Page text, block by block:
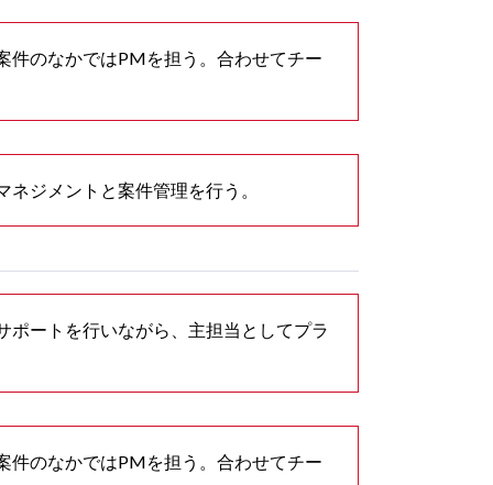
件のなかではPMを担う。合わせてチー
ジメントと案件管理を行う。
ポートを行いながら、主担当としてプラ
件のなかではPMを担う。合わせてチー